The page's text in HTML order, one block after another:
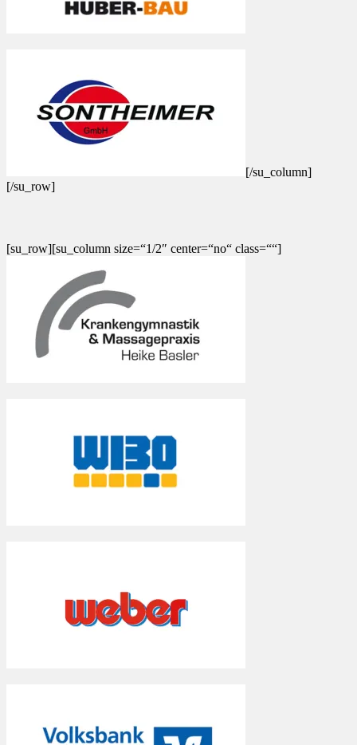
[/su_column]
[/su_row]
[su_row][su_column size=“1/2″ center=“no“ class=““]